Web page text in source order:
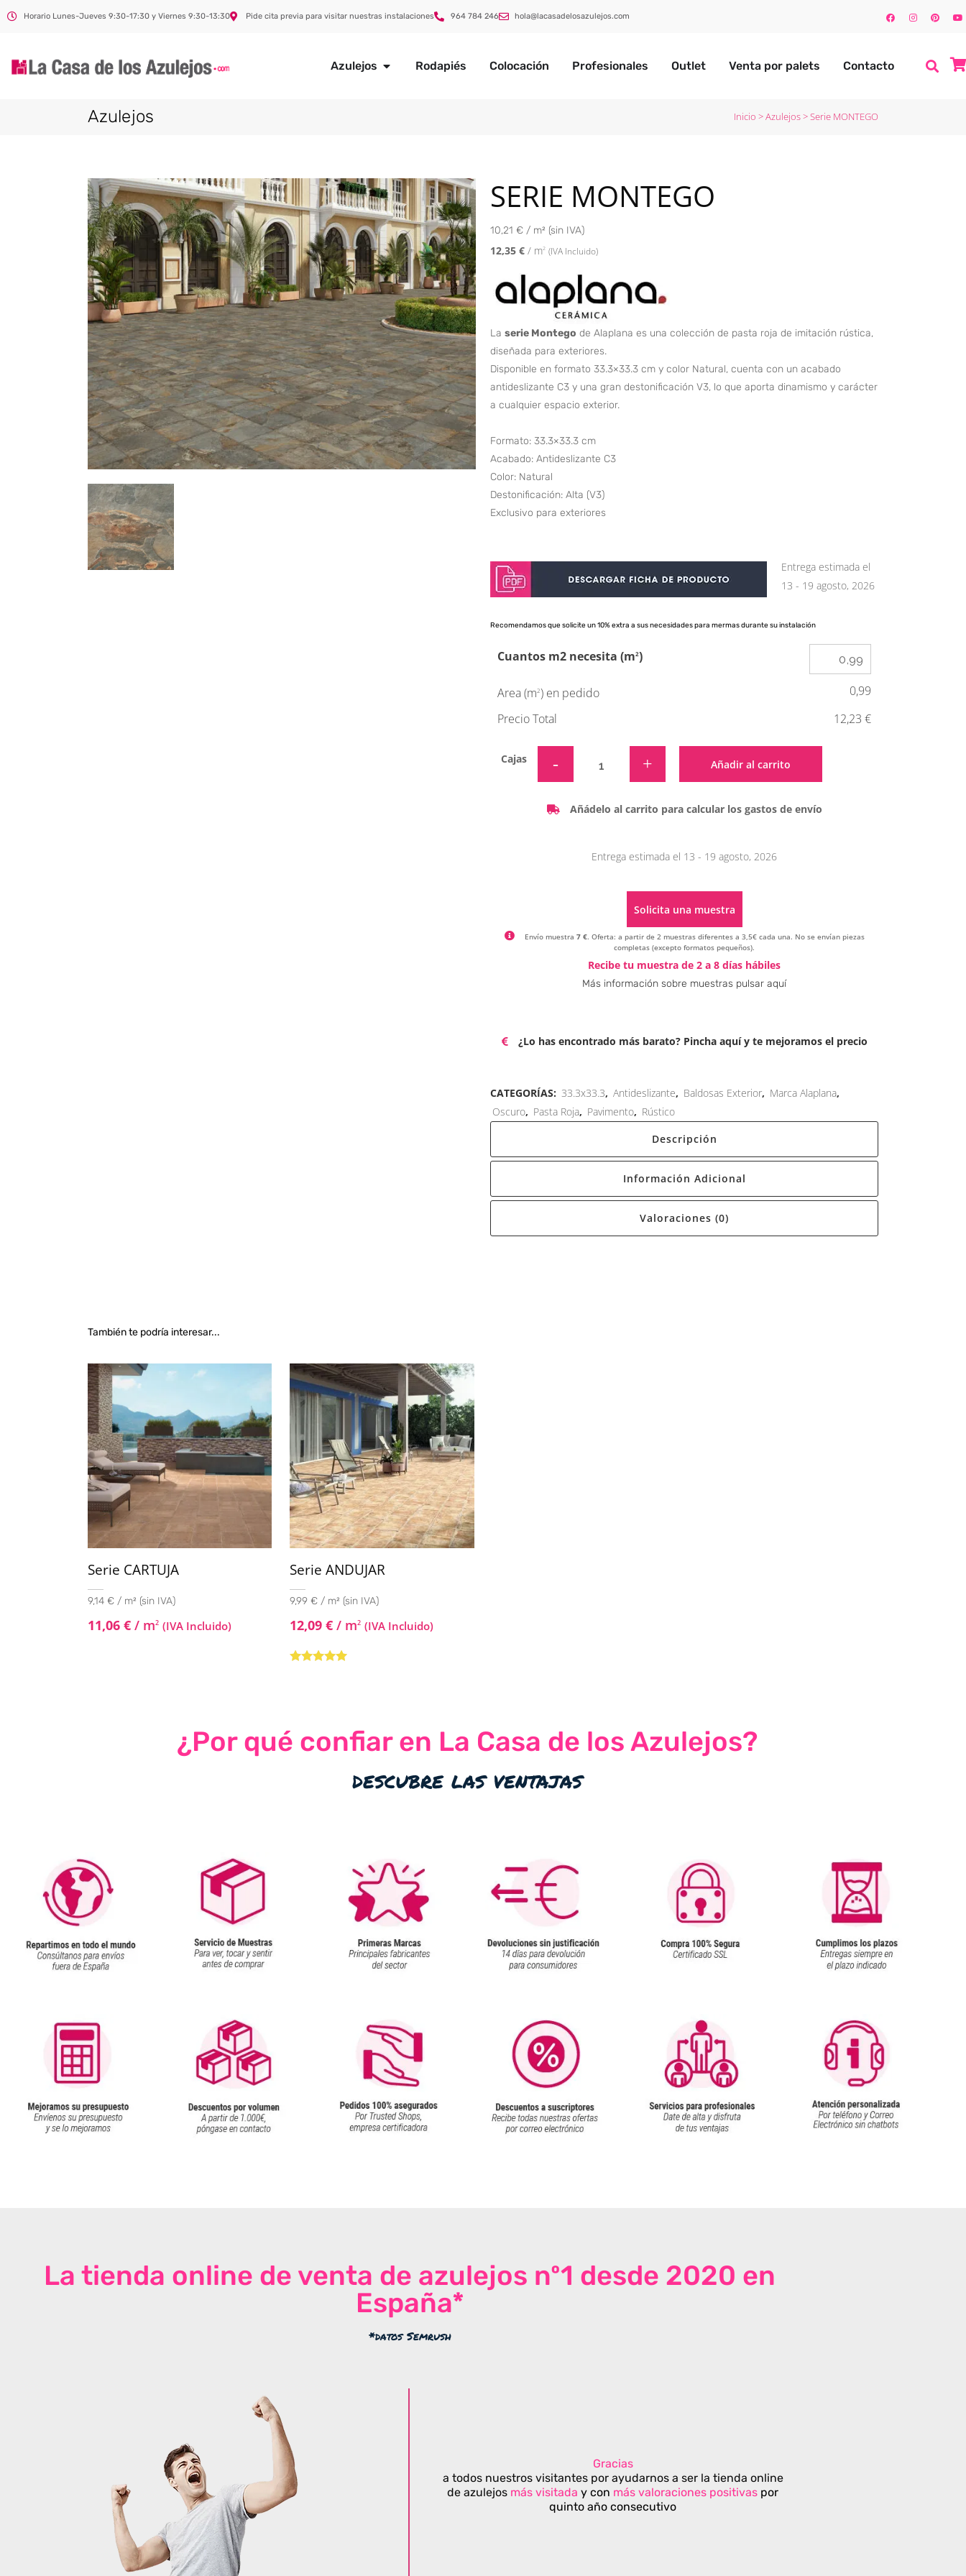
Horario Lunes-Jueves 9:30-17:30 y Viernes 9:30-13:30 Pide cita previa para visitar nuestras instalaciones 964 784 246 hola@lacasadelosazulejos.com
Azulejos Rodapiés Colocación Profesionales Outlet Venta por palets Contacto
Azulejos Inicio >Azulejos>Serie MONTEGO
SERIE MONTEGO
10,21 € / m² (sin IVA)
12,35 € / m2 (IVA Incluido)
La serie Montego de Alaplana es una colección de pasta roja de imitación rústica,
diseñada para exteriores.
Disponible en formato 33.3×33.3 cm y color Natural, cuenta con un acabado
antideslizante C3 y una gran destonificación V3, lo que aporta dinamismo y carácter
a cualquier espacio exterior.
Formato: 33.3×33.3 cm
Acabado: Antideslizante C3
Color: Natural
Destonificación: Alta (V3)
Exclusivo para exteriores
Entrega estimada el
13 - 19 agosto, 2026
Recomendamos que solicite un 10% extra a sus necesidades para mermas durante su instalación
Cuantos m2 necesita (m2)
Area (m2) en pedido
0,99
Precio Total
12,23 €
Cajas Añadir al carrito
Añádelo al carrito para calcular los gastos de envío
Entrega estimada el 13 - 19 agosto, 2026
Solicita una muestra
Envío muestra 7 €. Oferta: a partir de 2 muestras diferentes a 3,5€ cada una. No se envían piezas
completas (excepto formatos pequeños).
Alternative:
Recibe tu muestra de 2 a 8 días hábiles
Más información sobre muestras pulsar aquí
¿Lo has encontrado más barato? Pincha aquí y te mejoramos el precio
CATEGORÍAS: 33.3x33.3, Antideslizante, Baldosas Exterior, Marca Alaplana,
Oscuro, Pasta Roja, Pavimento, Rústico
Descripción
Información Adicional
Valoraciones (0)
También te podría interesar...
Serie CARTUJA
9,14 € / m² (sin IVA)
11,06 € / m2 (IVA Incluido)
Serie ANDUJAR
9,99 € / m² (sin IVA)
12,09€ / m2 (IVA Incluido)
¿Por qué confiar en La Casa de los Azulejos?
descubre las ventajas
La tienda online de venta de azulejos nº1 desde 2020 en
España*
*datos Semrush
Gracias
a todos nuestros visitantes por ayudarnos a ser la tienda online
de azulejos más visitada y con más valoraciones positivas por
quinto año consecutivo